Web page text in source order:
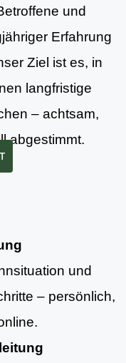
und
Erfahrung
Ziel ist es, in
langfristige
– achtsam,
abgestimmt.
und
– persönlich,